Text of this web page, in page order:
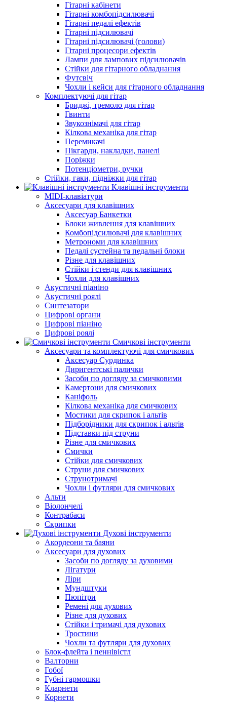
Гітарні кабінети
Гітарні комбопідсилювачі
Гітарні педалі ефектів
Гітарні підсилювачі
Гітарні підсилювачі (голови)
Гітарні процесори ефектів
Лампи для лампових підсилювачів
Стійки для гітарного обладнання
Футсвіч
Чохли і кейси для гітарного обладнання
Комплектуючі для гітар
Бриджі, тремоло для гітар
Гвинти
Звукознімачі для гітар
Кілкова механіка для гітар
Перемикачі
Пікгарди, накладки, панелі
Поріжки
Потенціометри, ручки
Стійки, гаки, підніжки для гітар
Клавішні інструменти
MIDI-клавіатури
Аксесуари для клавішних
Аксесуар Банкетки
Блоки живлення для клавішних
Комбопідсилювачі для клавішних
Метрономи для клавішних
Педалі сустейна та педальні блоки
Різне для клавішних
Стійки і стенди для клавішних
Чохли для клавішних
Акустичні піаніно
Акустичні роялі
Синтезатори
Цифрові органи
Цифрові піаніно
Цифрові роялі
Смичкові інструменти
Аксесуари та комплектуючі для смичкових
Аксесуар Сурдинка
Диригентські палички
Засоби по догляду за смичковими
Камертони для смичкових
Каніфоль
Кілкова механіка для смичкових
Мостики для скрипок і альтів
Підборiдники для скрипок і альтів
Підставки під струни
Різне для смичкових
Смички
Стійки для смичкових
Струни для смичкових
Струнотримачі
Чохли і футляри для смичкових
Альти
Віолончелі
Контрабаси
Скрипки
Духові інструменти
Акордеони та баяни
Аксесуари для духових
Засоби по догляду за духовими
Лігатури
Ліри
Мундштуки
Пюпітри
Ремені для духових
Різне для духових
Стійки і тримачі для духових
Тростини
Чохли та футляри для духових
Блок-флейта і пеннівістл
Валторни
Гобої
Губні гармошки
Кларнети
Корнети